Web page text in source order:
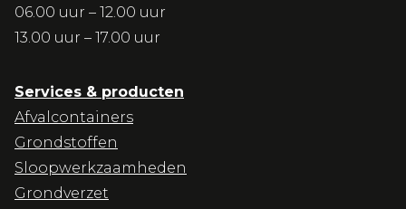
06.00 uur – 12.00 uur
13.00 uur – 17.00 uur
Services & producten
Afvalcontainers
Grondstoffen
Sloopwerkzaamheden
Grondverzet